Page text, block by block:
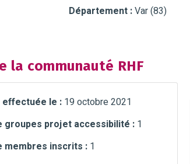
Département :Var (83)
la communauté RHF
le :19 octobre 2021
groupes projet accessibilité :1
membres inscrits :1